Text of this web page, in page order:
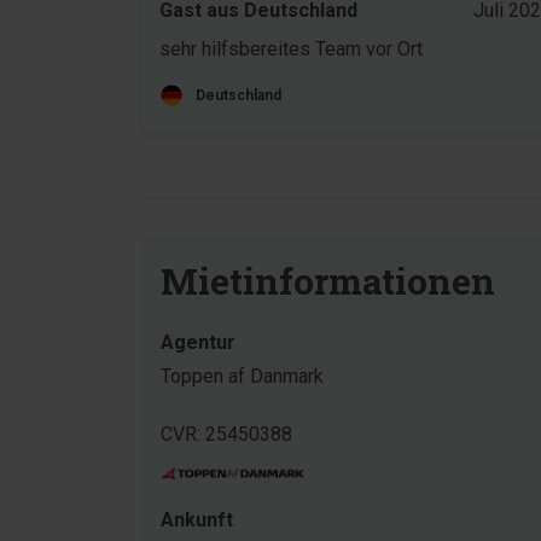
Gast aus Deutschland
Juli
sehr hilfsbereites Team vor Ort
Deutschland
Mietinformationen
Agentur
Toppen af Danmark
CVR: 25450388
Ankunft